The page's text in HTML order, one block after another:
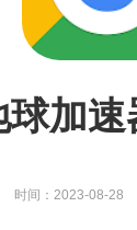
球加
时间：2023-08-28